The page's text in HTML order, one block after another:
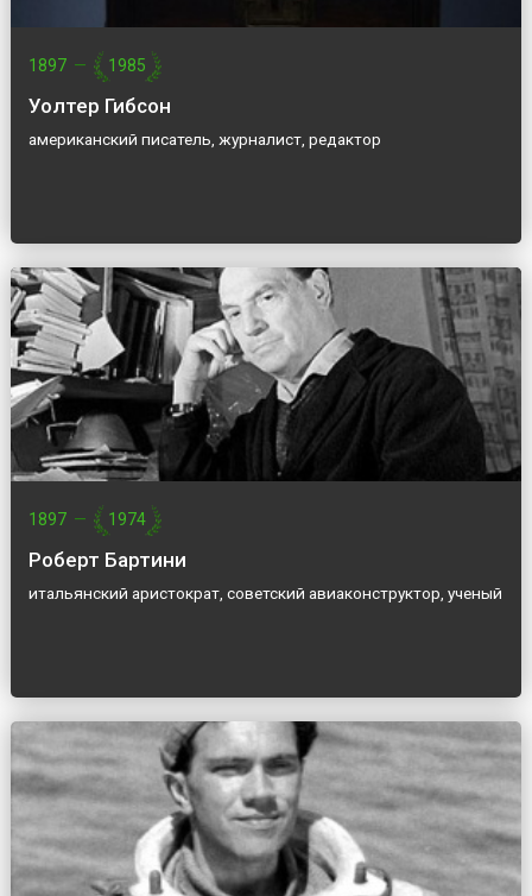
1897 — 1985
Уолтер Гибсон
американский писатель, журналист, редактор
1897 — 1974
Роберт Бартини
итальянский аристократ, советский авиаконструктор, ученый